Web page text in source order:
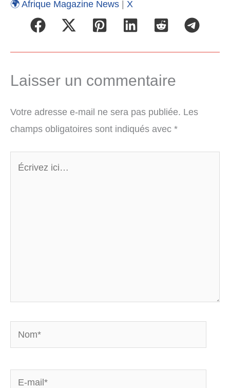
🌍 Afrique Magazine News | X
Laisser un commentaire
Votre adresse e-mail ne sera pas publiée. Les
champs obligatoires sont indiqués avec *
Nom*
E-